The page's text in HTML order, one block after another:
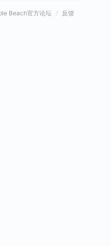
Beach官方论坛 反馈